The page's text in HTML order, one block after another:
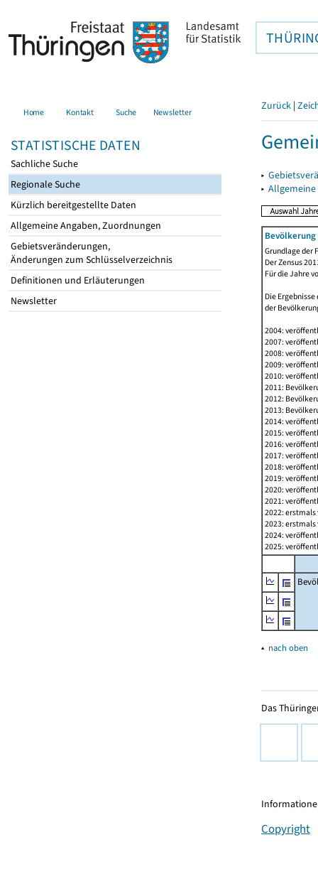
Home Kontakt Suche Newsletter
STATISTISCHE DATEN
Sachliche Suche
Regionale Suche
Kürzlich bereitgestellte Daten
Allgemeine Angaben, Zuordnungen
Gebietsveränderungen,
Änderungen zum Schlüsselverzeichnis
Definitionen und Erläuterungen
Newsletter
Zurück |
▸
▸
Grundlage der
Der Zensus
Für die Jahre
Die
der
2004:
2007:
2008:
2009:
2010:
2011:
2012:
2013:
2014:
2015:
2016:
2017:
2018:
2019:
2020:
2021:
2022:
2023:
2024:
2025:
▴ nach oben
Das
Copyright